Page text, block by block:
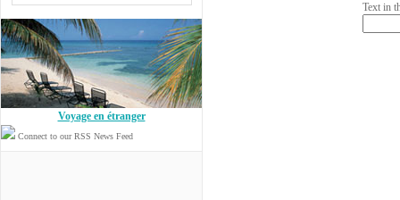
Voyage en étranger
Connect to our RSS News Feed
Text in